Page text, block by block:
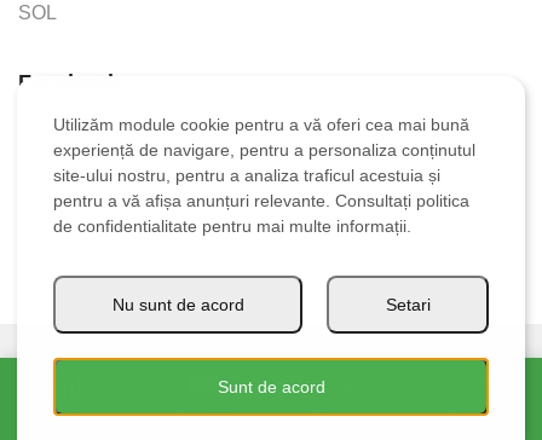
SOL
Facebook
Ⓒ 2021 STANCOR DISTRIBUTIE SRL
Acasa Magazin Contact Mai mult
Utilizăm module cookie pentru a vă oferi cea mai bună
experiență de navigare, pentru a personaliza conținutul
site-ului nostru, pentru a analiza traficul acestuia și
pentru a vă afișa anunțuri relevante. Consultați politica
de confidentialitate pentru mai multe informații.
Sunt de acord
Setari
Nu sunt de acord